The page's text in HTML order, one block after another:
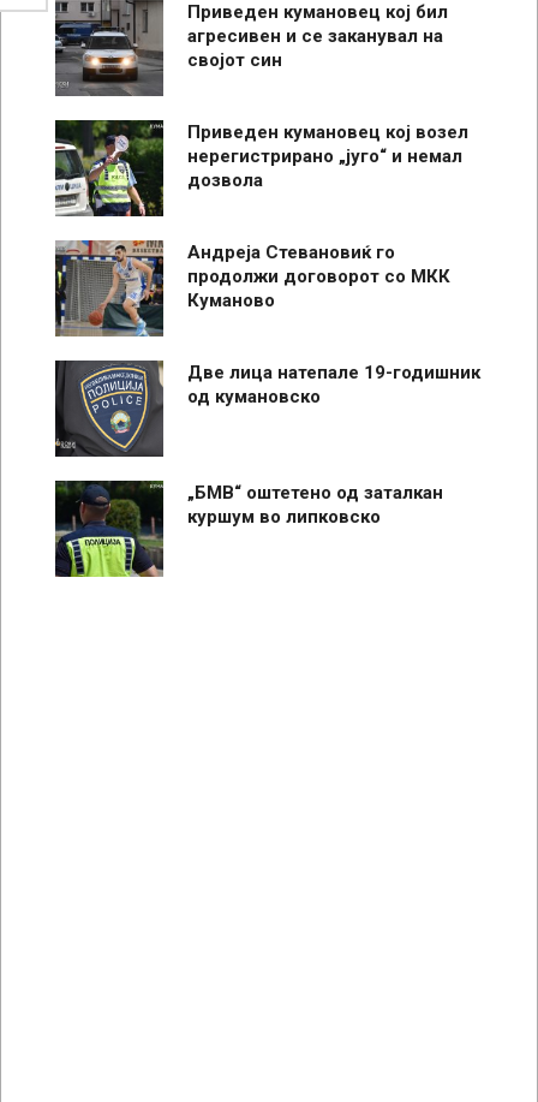
Приведен кумановец кој бил
агресивен и се заканувал на
својот син
Приведен кумановец кој возел
нерегистрирано „југо“ и немал
дозвола
Андреја Стевановиќ го
продолжи договорот со МКК
Куманово
Две лица натепале 19-годишник
од кумановско
„БМВ“ оштетено од заталкан
куршум во липковско